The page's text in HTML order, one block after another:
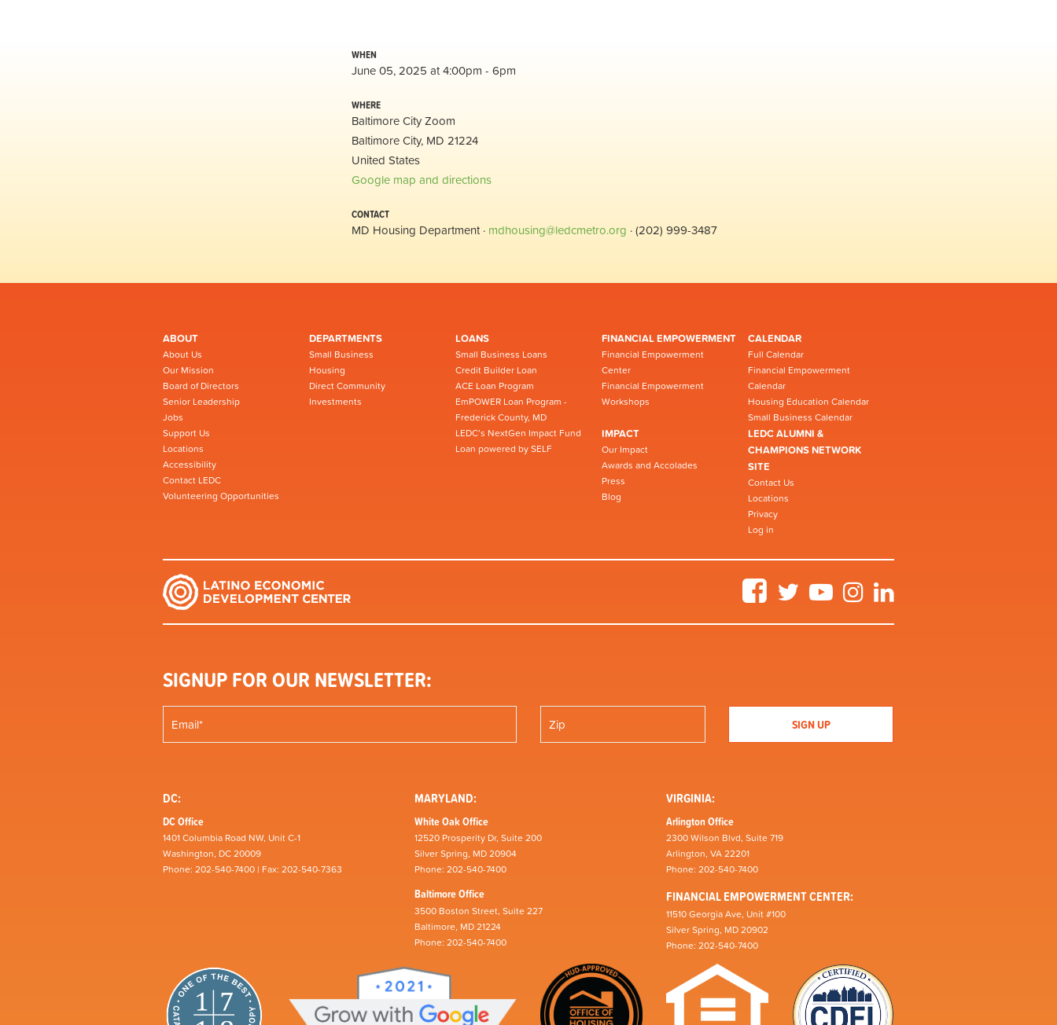
WHEN
June 05, 2025 at 4:00pm - 6pm
WHERE
Baltimore City Zoom
Baltimore City, MD 21224
United States
Google map and directions
CONTACT
MD Housing Department · mdhousing@ledcmetro.org · (202) 999-3487
ABOUT
About Us
Our Mission
Board of Directors
Senior Leadership
Jobs
Support Us
Locations
Accessibility
Contact LEDC
Volunteering Opportunities
DEPARTMENTS
Small Business
Housing
Direct Community
Investments
LOANS
Small Business Loans
Credit Builder Loan
ACE Loan Program
EmPOWER Loan Program -
Frederick County, MD
LEDC’s NextGen Impact Fund
Loan powered by SELF
FINANCIAL EMPOWERMENT
Financial Empowerment
Center
Financial Empowerment
Workshops
CALENDAR
Full Calendar
Financial Empowerment
Calendar
Housing Education Calendar
Small Business Calendar
IMPACT
Our Impact
Awards and Accolades
Press
Blog
LEDC ALUMNI &
CHAMPIONS NETWORK
SITE
Contact Us
Locations
Privacy
Log in
FacebookTwitter YouTubeInstagram
SIGNUP FOR OUR NEWSLETTER:
DC:
DC Office
1401 Columbia Road NW, Unit C-1
Washington, DC 20009
Phone: 202-540-7400 | Fax: 202-540-7363
MARYLAND:
White Oak Office
12520 Prosperity Dr, Suite 200
Silver Spring, MD 20904
Phone: 202-540-7400
Baltimore Office
3500 Boston Street, Suite 227
Baltimore, MD 21224
Phone: 202-540-7400
VIRGINIA:
Arlington Office
2300 Wilson Blvd, Suite 719
Arlington, VA 22201
Phone: 202-540-7400
FINANCIAL EMPOWERMENT CENTER:
11510 Georgia Ave, Unit #100
Silver Spring, MD 20902
Phone: 202-540-7400